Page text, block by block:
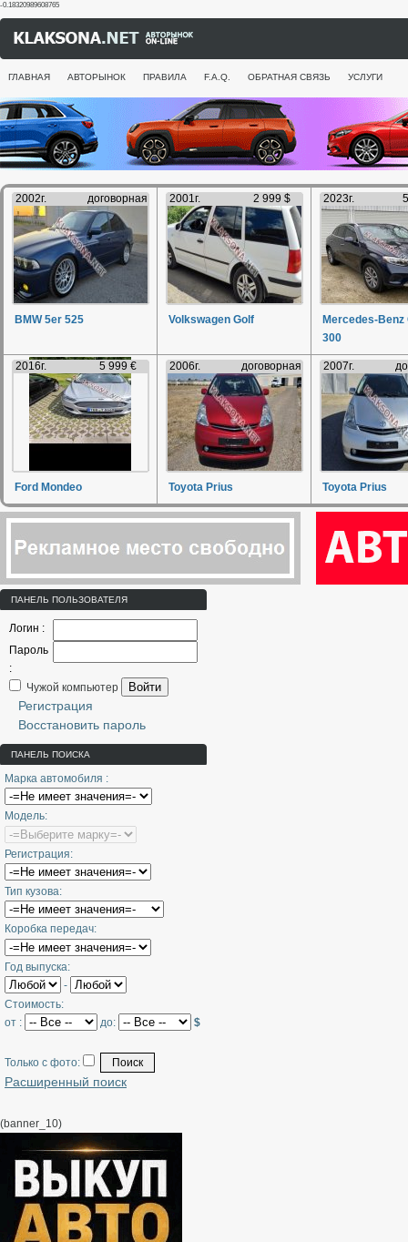
-0.18320989608765
ГЛАВНАЯ АВТОРЫНОК ПРАВИЛА F.A.Q. ОБРАТНАЯ СВЯЗЬ УСЛУГИ
2002г. договорная
BMW 5er 525
2001г. 2 999 $
Volkswagen Golf
2023г.
Mercedes-Benz
300
2016г. 5 999 €
Ford Mondeo
2006г. договорная
Toyota Prius
2007г.
Toyota Prius
ПАНЕЛЬ ПОЛЬЗОВАТЕЛЯ
Логин :
Пароль
:
Чужой компьютер
Войти
Регистрация
Восстановить пароль
ПАНЕЛЬ ПОИСКА
Марка автомобиля :
Модель:
Регистрация:
Тип кузова:
Коробка передач:
Год выпуска:
-
Стоимость:
от :
до: $
Только с фото:
Расширенный поиск
(banner_10)